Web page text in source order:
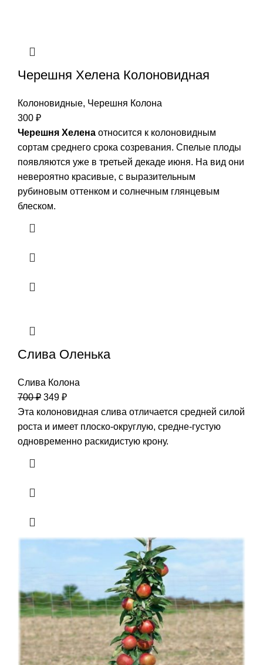
Черешня Хелена Колоновидная
Колоновидные, Черешня Колона
300 ₽
Черешня Хелена относится к колоновидным
сортам среднего срока созревания. Спелые плоды
появляются уже в третьей декаде июня. На вид они
невероятно красивые, с выразительным
рубиновым оттенком и солнечным глянцевым
блеском.
Слива Оленька
Слива Колона
700₽ 349 ₽
Эта колоновидная слива отличается средней силой
роста и имеет плоско-округлую, средне-густую
одновременно раскидистую крону.